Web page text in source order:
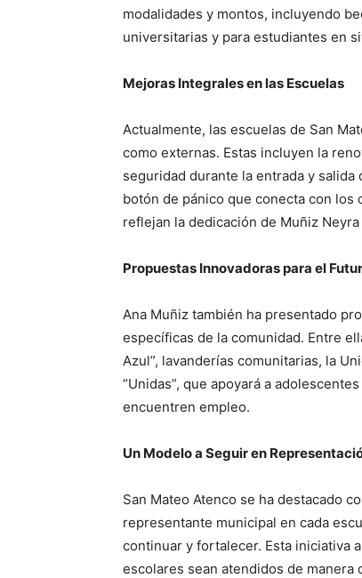
modalidades y montos, incluyendo
universitarias y para estudiantes en
Mejoras Integrales en las Escuelas
Actualmente, las escuelas de San
como externas. Estas incluyen la
seguridad durante la entrada y
botón de pánico que conecta con los
reflejan la dedicación de Muñiz
Propuestas Innovadoras para el
Ana Muñiz también ha presentado
específicas de la comunidad. Entre
Azul”, lavanderías comunitarias, la
“Unidas”, que apoyará a
encuentren empleo.
Un Modelo a Seguir en
San Mateo Atenco se ha destacado
representante municipal en cada
continuar y fortalecer. Esta iniciativa
escolares sean atendidos de manera